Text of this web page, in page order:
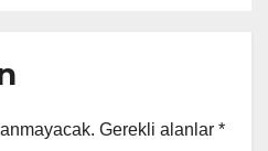
Gerekli alanlar *